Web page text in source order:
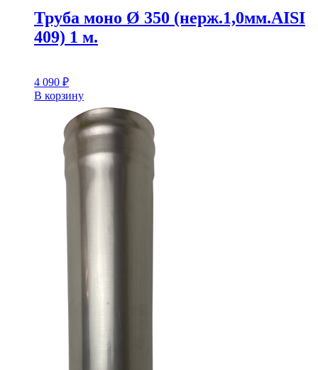
Труба моно Ø 350 (нерж.1,0мм.AISI
409) 1 м.
4 090 ₽
В корзину